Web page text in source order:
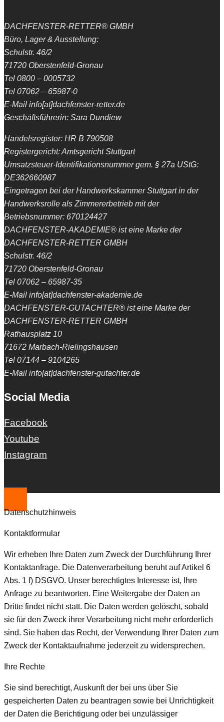
DACHFENSTER-RETTER® GMBH
Büro, Lager & Ausstellung:
Schulstr. 46/2
71720 Oberstenfeld-Gronau
Tel 0800 – 0005732
Tel 07062 – 65987-0
E-Mail info[at]dachfenster-retter.de
Geschäftsführerin: Sara Dundiew
Handelsregister: HR B 790508
Registergericht: Amtsgericht Stuttgart
Umsatzsteuer-Identifikationsnummer gem. § 27a UStG:
DE362660987
Eingetragen bei der Handwerkskammer Stuttgart in der
Handwerksrolle als Zimmererbetrieb mit der
Betriebsnummer: 670124427
DACHFENSTER-AKADEMIE® ist eine Marke der
DACHFENSTER-RETTER GMBH
Schulstr. 46/2
71720 Oberstenfeld-Gronau
Tel 07062 – 65987-35
E-Mail info[at]dachfenster-akademie.de
DACHFENSTER-GUTACHTER® ist eine Marke der
DACHFENSTER-RETTER GMBH
Rathausplatz 10
71672 Marbach-Rielingshausen
Tel 07144 – 9104265
E-Mail info[at]dachfenster-gutachter.de
Social Media
Facebook
Youtube
Instagram
Datenschutzhinweis
Kontaktformular
Wir erheben Ihre Daten zum Zweck der Durchführung Ihrer
Kontaktanfrage. Die Datenverarbeitung beruht auf Artikel 6
Abs. 1 f) DSGVO. Unser berechtigtes Interesse ist, Ihre
Anfrage zu beantworten. Eine Weitergabe der Daten an
Dritte findet nicht statt. Die Daten werden gelöscht, sobald
sie für den Zweck ihrer Verarbeitung nicht mehr erforderlich
sind. Sie haben das Recht, der Verwendung Ihrer Daten zum
Zweck der Kontaktaufnahme jederzeit zu widersprechen.
Ihre Rechte
Sie sind berechtigt, Auskunft der bei uns über Sie
gespeicherten Daten zu beantragen sowie bei Unrichtigkeit
der Daten die Berichtigung oder bei unzulässiger